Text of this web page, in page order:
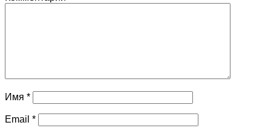
Имя *
Email *